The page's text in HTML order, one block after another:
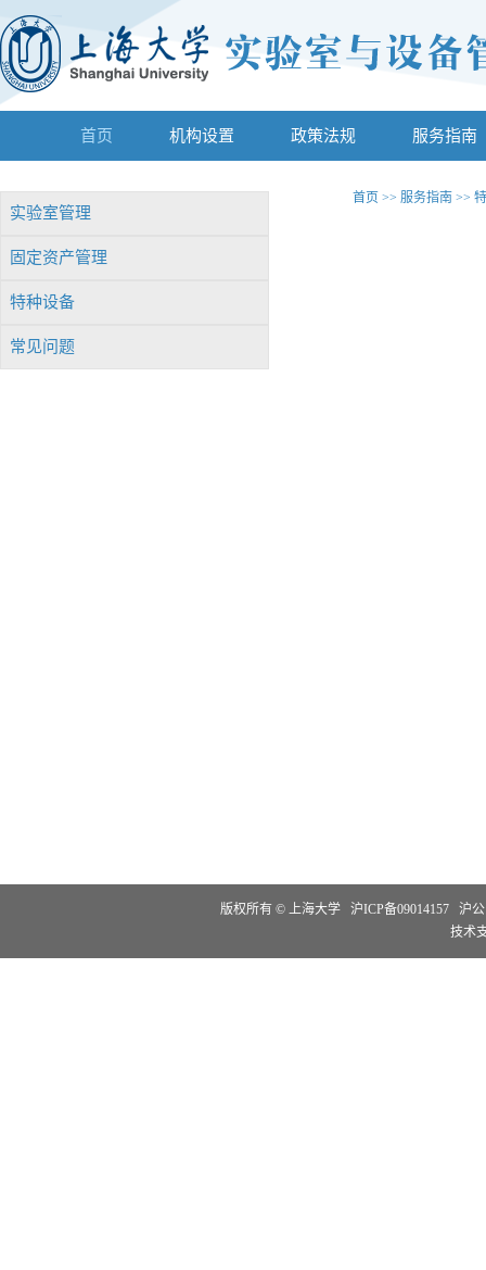
首页 机构设置 政策法规 服务指南
实验室管理
固定资产管理
特种设备
常见问题
首页 >> 服务指南 >>
版权所有 © 上海大学 沪ICP备09014157
沪
技术